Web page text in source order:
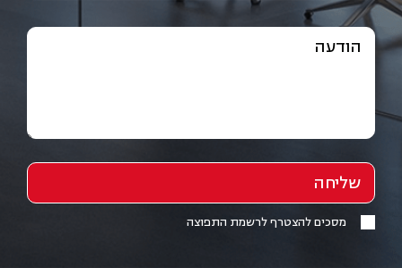
הודעה
מסכים להצטרף לרשמת התפוצה